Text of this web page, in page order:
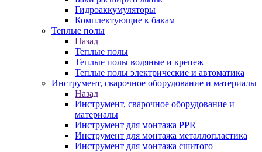
Гидроаккумуляторы
Комплектующие к бакам
Теплые полы
Назад
Теплые полы
Теплые полы водяные и крепеж
Теплые полы электрические и автоматика
Инструмент, сварочное оборудование и материалы
Назад
Инструмент, сварочное оборудование и
материалы
Инструмент для монтажа PPR
Инструмент для монтажа металлопластика
Инструмент для монтажа сшитого